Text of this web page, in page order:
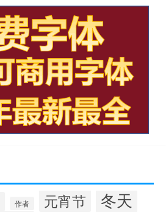
作者 元宵节 冬天